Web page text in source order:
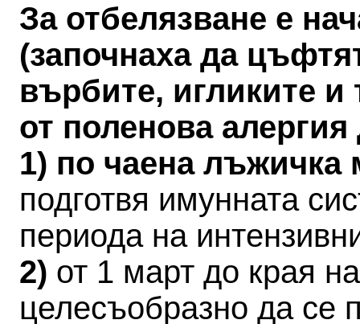
За отбелязване е
(започнаха да
върбите, игликите
от поленова
1) по чаена
подготвя имунната
периода на
2) от 1 март до края
целесъобразно да се